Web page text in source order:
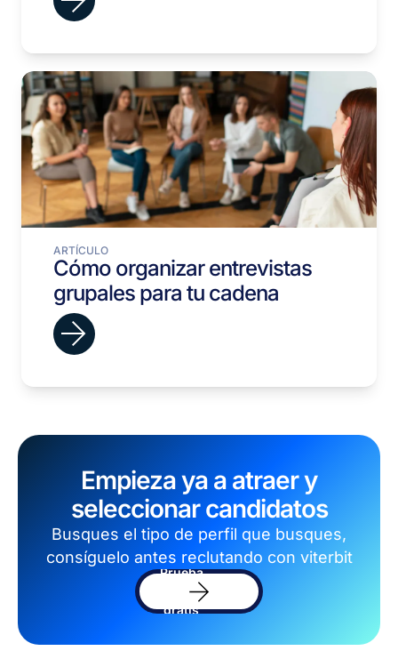
ARTÍCULO
Cómo organizar entrevistas
grupales para tu cadena
Empieza ya a atraer y
seleccionar candidatos
Busques el tipo de perfil que busques,
consíguelo antes reclutando con viterbit
Prueba
sofware
gratis